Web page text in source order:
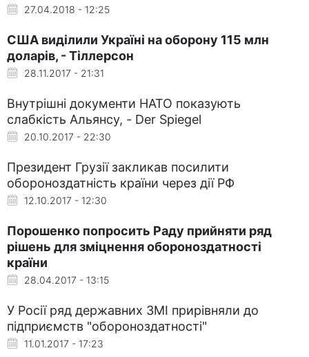
27.04.2018 - 12:25
США виділили Україні на оборону 115 млн
доларів, - Тіллерсон
28.11.2017 - 21:31
Внутрішні документи НАТО показують
слабкість Альянсу, - Der Spiegel
20.10.2017 - 22:30
Президент Грузії закликав посилити
обороноздатність країни через дії РФ
12.10.2017 - 12:30
Порошенко попросить Раду прийняти ряд
рішень для зміцнення обороноздатності
країни
28.04.2017 - 13:15
У Росії ряд державних ЗМІ прирівняли до
підприємств "обороноздатності"
11.01.2017 - 17:23